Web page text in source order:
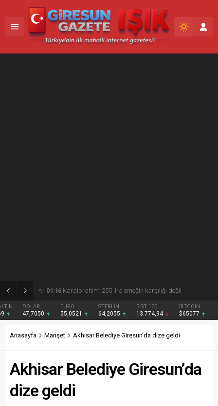
01:15 Gezmiş: 250 liralık fındık fiyatı emeği yok saydı
DOLAR
47,7050 55,0521
STERLİN
64,2055
BIST 100
13.774,94
BITCOIN
$65077
Anasayfa Manşet Akhisar Belediye Giresun’da dize geldi
Akhisar Belediye Giresun’da
dize geldi